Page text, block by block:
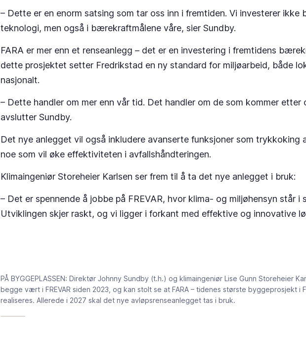
– Dette er en enorm satsing som tar oss inn i fremtiden. Vi investerer ikke
teknologi, men også i bærekraftmålene våre, sier Sundby.
FARA er mer enn et renseanlegg – det er en investering i fremtidens
dette prosjektet setter Fredrikstad en ny standard for miljøarbeid, både
nasjonalt.
– Dette handler om mer enn vår tid. Det handler om de som kommer etter
avslutter Sundby.
Det nye anlegget vil også inkludere avanserte funksjoner som trykkoking
noe som vil øke effektiviteten i avfallshåndteringen.
Klimaingeniør Storeheier Karlsen ser frem til å ta det nye anlegget i bruk:
– Det er spennende å jobbe på FREVAR, hvor klima- og miljøhensyn står i
Utviklingen skjer raskt, og vi ligger i forkant med effektive og innovative
PÅ BYGGEPLASSEN: Direktør Johnny Sundby (t.h.) og klimaingeniør Lise Gunn Storeheier
begge vært i FREVAR siden 2023, og kan stolt se at FARA – tidenes største byggeprosjekt i
realiseres. Allerede i 2027 skal det nye avløpsrenseanlegget tas i bruk.